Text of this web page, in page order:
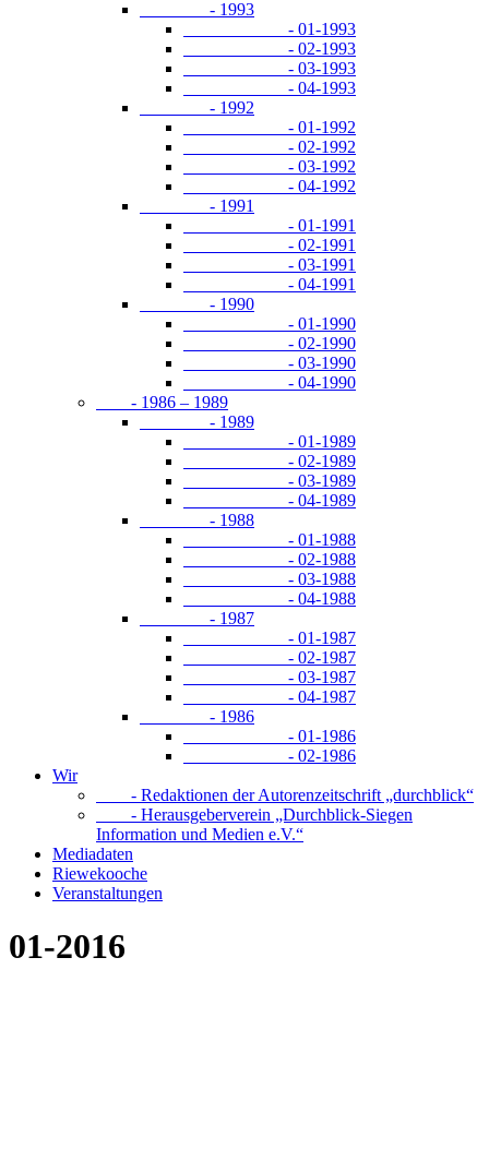
- 1993
- 01-1993
- 02-1993
- 03-1993
- 04-1993
- 1992
- 01-1992
- 02-1992
- 03-1992
- 04-1992
- 1991
- 01-1991
- 02-1991
- 03-1991
- 04-1991
- 1990
- 01-1990
- 02-1990
- 03-1990
- 04-1990
- 1986 – 1989
- 1989
- 01-1989
- 02-1989
- 03-1989
- 04-1989
- 1988
- 01-1988
- 02-1988
- 03-1988
- 04-1988
- 1987
- 01-1987
- 02-1987
- 03-1987
- 04-1987
- 1986
- 01-1986
- 02-1986
Wir
- Redaktionen der Autorenzeitschrift „durchblick“
- Herausgeberverein „Durchblick-Siegen
Information und Medien e.V.“
Mediadaten
Riewekooche
Veranstaltungen
01-2016